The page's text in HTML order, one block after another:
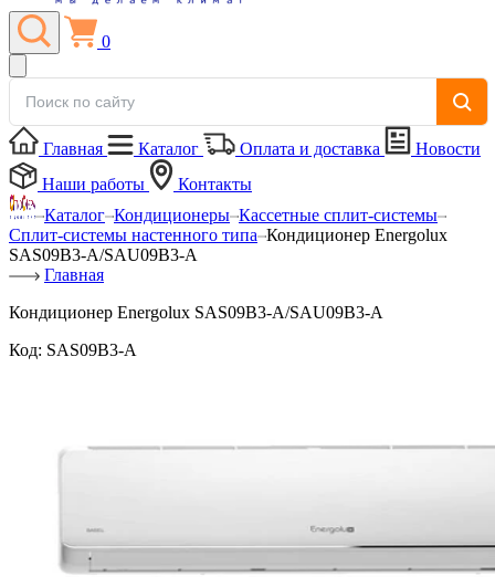
0
Главная Каталог Оплата и доставка
Новости
Наши работы
Контакты
Каталог Кондиционеры Кассетные сплит-системы
Сплит-системы настенного типа Кондиционер Energolux
SAS09B3-A/SAU09B3-A
Главная
Кондиционер Energolux SAS09B3-A/SAU09B3-A
Код: SAS09B3-A